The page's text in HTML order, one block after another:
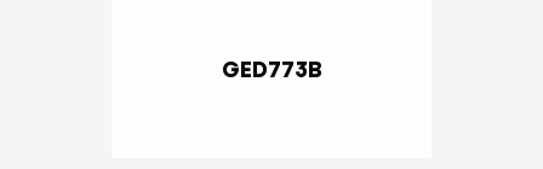
GED773B